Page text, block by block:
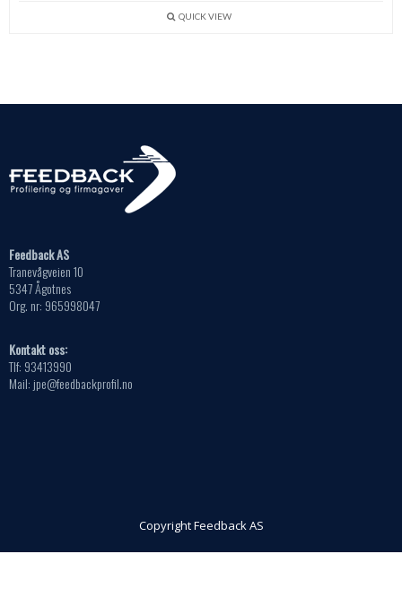
QUICK VIEW
Feedback AS
Tranevågveien 10
5347 Ågotnes
Org. nr: 965998047
Kontakt oss:
Tlf: 93413990
Mail: jpe@feedbackprofil.no
Copyright Feedback AS